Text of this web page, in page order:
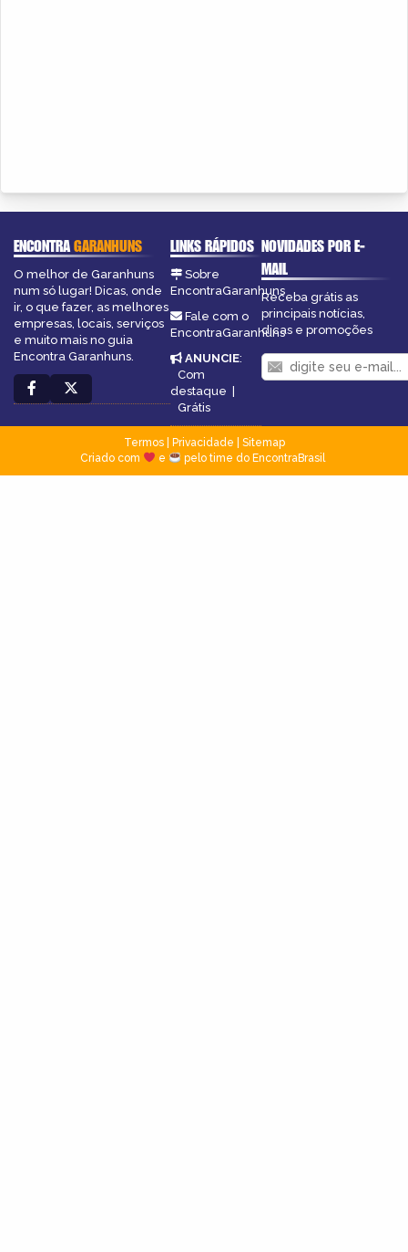
ENCONTRAGARANHUNS
O melhor de Garanhuns
num só lugar! Dicas, onde
ir, o que fazer, as melhores
empresas, locais, serviços
e muito mais no guia
Encontra Garanhuns.
LINKS RÁPIDOS
Sobre
EncontraGaranhuns
Fale com o
EncontraGaranhuns
ANUNCIE:
Com
destaque |
Grátis
NOVIDADES POR E-
MAIL
Receba grátis as
principais notícias,
dicas e promoções
Termos| Privacidade
Sitemap
Criado com
e pelo time do EncontraBrasil